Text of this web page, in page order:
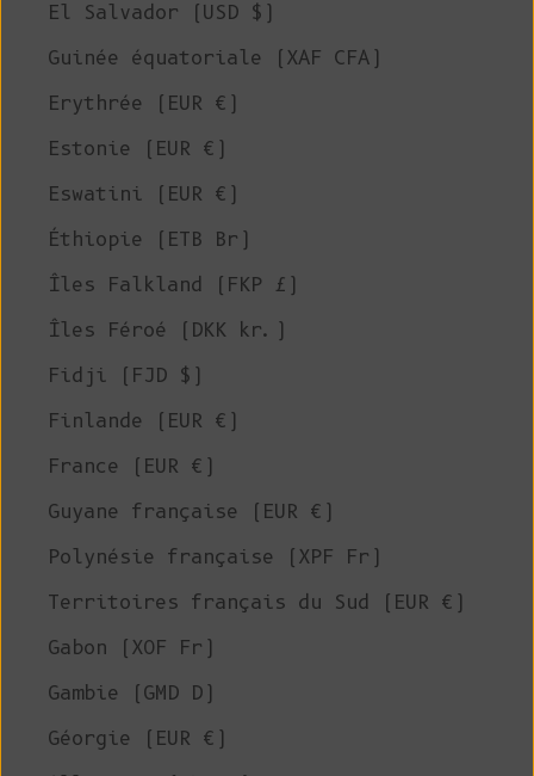
El Salvador (USD $)
Guinée équatoriale (XAF CFA)
Erythrée (EUR €)
Estonie (EUR €)
Eswatini (EUR €)
Éthiopie (ETB Br)
Îles Falkland (FKP £)
Îles Féroé (DKK kr.)
Fidji (FJD $)
Finlande (EUR €)
France (EUR €)
Guyane française (EUR €)
Polynésie française (XPF Fr)
Territoires français du Sud (EUR €)
Gabon (XOF Fr)
Gambie (GMD D)
Géorgie (EUR €)